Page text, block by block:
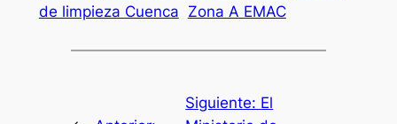
de limpieza Cuenca Zona A EMAC
Siguiente: El